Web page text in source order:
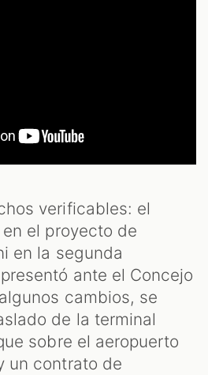
verificables: el
el proyecto de
en la segunda
ante el Concejo
cambios, se
de la terminal
sobre el aeropuerto
un contrato de